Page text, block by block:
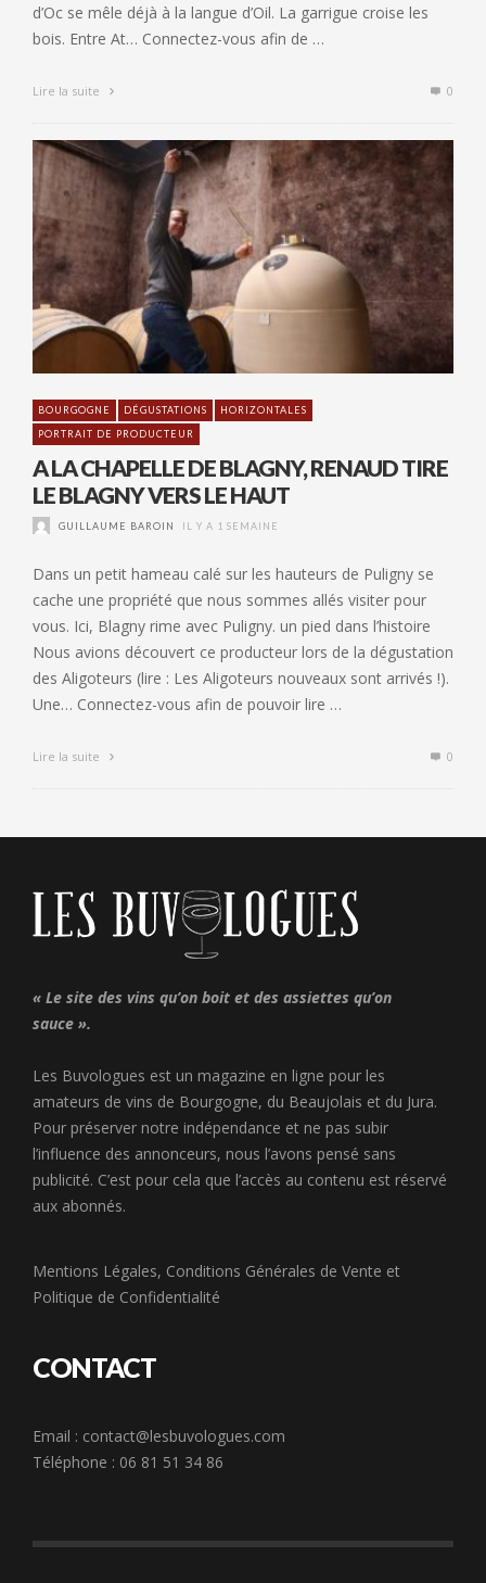
d’Oc se mêle déjà à la langue d’Oil. La garrigue croise les
bois. Entre At… Connectez-vous afin de …
Lire la suite 0
BOURGOGNE DÉGUSTATIONS
HORIZONTALES
PORTRAIT DE PRODUCTEUR
A LA CHAPELLE DE BLAGNY, RENAUD TIRE
LE BLAGNY VERS LE HAUT
GUILLAUME BAROIN IL Y A 1 SEMAINE
Dans un petit hameau calé sur les hauteurs de Puligny se
cache une propriété que nous sommes allés visiter pour
vous. Ici, Blagny rime avec Puligny. un pied dans l’histoire
Nous avions découvert ce producteur lors de la dégustation
des Aligoteurs (lire : Les Aligoteurs nouveaux sont arrivés !).
Une… Connectez-vous afin de pouvoir lire …
Lire la suite 0
« Le site des vins qu’on boit et des assiettes qu’on
sauce ».
Les Buvologues est un magazine en ligne pour les
amateurs de vins de Bourgogne, du Beaujolais et du Jura.
Pour préserver notre indépendance et ne pas subir
l’influence des annonceurs, nous l’avons pensé sans
publicité. C’est pour cela que l’accès au contenu est réservé
aux abonnés.
Mentions Légales, Conditions Générales de Vente et
Politique de Confidentialité
CONTACT
Email : contact@lesbuvologues.com
Téléphone : 06 81 51 34 86